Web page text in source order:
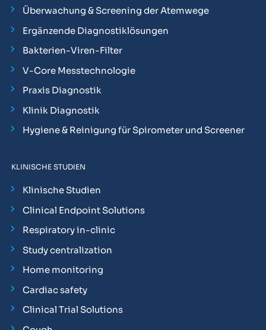
Überwachung & Screening der Atemwege
Ergänzende Diagnostiklösungen
Bakterien-Viren-Filter
V-Core Messtechnologie
Praxis Diagnostik
Klinik Diagnostik
Hygiene & Reinigung für Spirometer und Screener
KLINISCHE STUDIEN
Klinische Studien
Clinical Endpoint Solutions
Respiratory in-clinic
Study centralization
Home monitoring
Cardiac safety
Clinical Trial Solutions